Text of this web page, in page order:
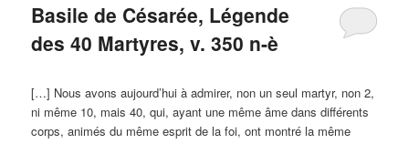
Basile de Césarée, Légende
des 40 Martyres, v. 350 n-è
[…] Nous avons aujourd’hui à admirer, non un seul martyr, non 2,
ni même 10, mais 40, qui, ayant une même âme dans différents
corps, animés du même esprit de la foi, ont montré la même